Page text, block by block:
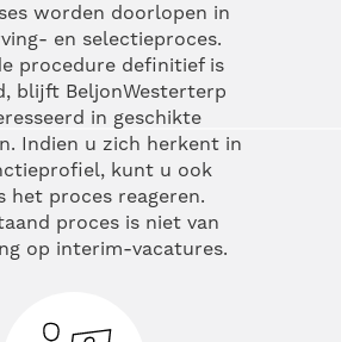
worden doorlopen in
en selectieproces.
procedure definitief is
blijft BeljonWesterterp
in geschikte
Indien u zich herkent in
kunt u ook
het proces reageren.
proces is niet van
op interim-vacatures.